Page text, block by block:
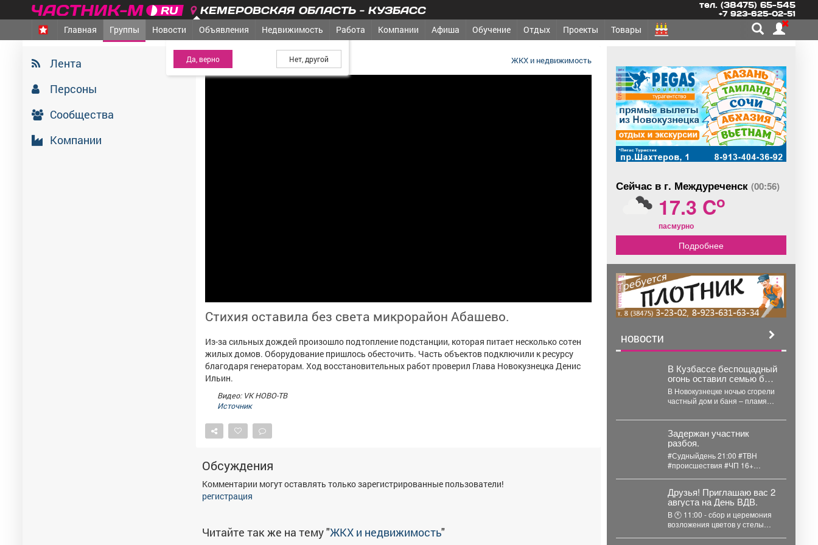
КЕМЕРОВСКАЯ ОБЛАСТЬ - КУЗБАСС
МЕЖДУРЕЧЕНСК - Ваш город?
тел. (38475) 65-545
+7 923-625-02-51
Главная Группы Новости Объявления Недвижимость Работа Компании Афиша Обучение Отдых Проекты Товары
Лента
Персоны
Сообщества
Компании
7 июля 2026 ЖКХ и недвижимость
Стихия оставила без света микрорайон Абашево.
Из-за сильных дождей произошло подтопление подстанции, которая питает несколько сотен
жилых домов. Оборудование пришлось обесточить. Часть объектов подключили к ресурсу
благодаря генераторам. Ход восстановительных работ проверил Глава Новокузнецка Денис
Ильин.
Видео: VK НОВО-ТВ
Источник
Обсуждения
Комментарии могут оставлять только зарегистрированные пользователи!
регистрация
Читайте так же на тему "ЖКХ и недвижимость"
реклама
Сейчас в г. Междуреченск (00:56)
17.3 Co
пасмурно
Подробнее
реклама
НОВОСТИ
В Кузбассе беспощадный
огонь оставил семью без
крыши над головой
В Новокузнецке ночью сгорели
частный дом и баня – пламя
метра. ...
Задержан участник
разбоя.
#Судныйдень 21:00 #ТВН
#происшествия #ЧП 16+
полицейские...
Друзья! Приглашаю вас 2
августа на День ВДВ.
В 🕚 11:00 - сбор и церемония
возложения цветов у стелы